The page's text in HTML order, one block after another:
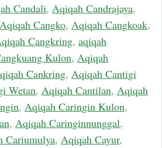
Candali, Aqiqah Candrajaya,
Aqiqah Cangko, Aqiqah Cangkoak,
Cangkring, aqiqah
Kulon, Aqiqah
Cankring, Aqiqah Cantigi
Wetan, Aqiqah Cantilan, Aqiqah
, Aqiqah Caringin Kulon,
, Aqiqah Caringinnunggal,
Cariumulya, Aqiqah Cayur,